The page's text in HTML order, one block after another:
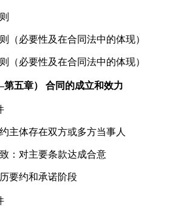
必要性及在合同法中的体现）
必要性及在合同法中的体现）
五章） 合同的成立和效力
体存在双方或多方当事人
对主要条款达成合意
约和承诺阶段